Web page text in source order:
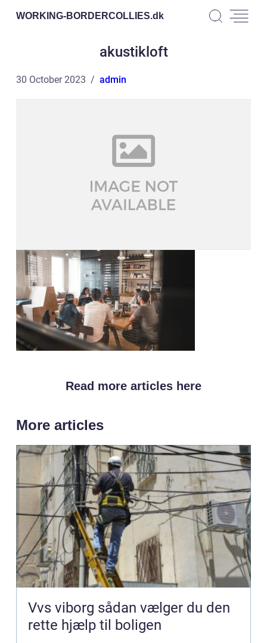
WORKING-BORDERCOLLIES.dk
akustikloft
30 October 2023 admin
Read more articles here
More articles
Vvs viborg sådan vælger du den
rette hjælp til boligen